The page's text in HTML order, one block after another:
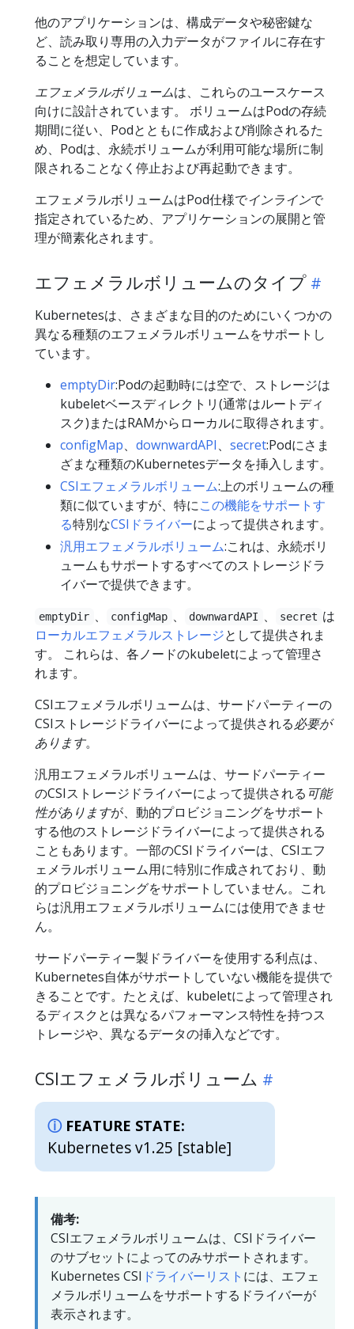
他のアプリケーションは、構成データや秘密鍵な
ど、読み取り専用の入力データがファイルに存在す
ることを想定しています。
エフェメラルボリュームは、これらのユースケース
向けに設計されています。 ボリュームはPodの存続
期間に従い、Podとともに作成および削除されるた
め、Podは、永続ボリュームが利用可能な場所に制
限されることなく停止および再起動できます。
エフェメラルボリュームはPod仕様でインラインで
指定されているため、アプリケーションの展開と管
理が簡素化されます。
エフェメラルボリュームのタイプ
Kubernetesは、さまざまな目的のためにいくつかの
異なる種類のエフェメラルボリュームをサポートし
ています。
emptyDir:Podの起動時には空で、ストレージは
kubeletベースディレクトリ(通常はルートディ
スク)またはRAMからローカルに取得されます。
configMap、 downwardAPI、 secret:Podにさま
ざまな種類のKubernetesデータを挿入します。
CSIエフェメラルボリューム:上のボリュームの種
類に似ていますが、特にこの機能をサポートす
る特別なCSIドライバーによって提供されます。
汎用エフェメラルボリューム:これは、永続ボリ
ュームもサポートするすべてのストレージドラ
イバーで提供できます。
emptyDir 、 configMap 、 downwardAPI 、 secret は
ローカルエフェメラルストレージとして提供されま
す。 これらは、各ノードのkubeletによって管理さ
れます。
CSIエフェメラルボリュームは、サードパーティーの
CSIストレージドライバーによって提供される必要が
あります。
汎用エフェメラルボリュームは、サードパーティー
のCSIストレージドライバーによって提供される 可能
性がありますが、動的プロビジョニングをサポート
する他のストレージドライバーによって提供される
こともあります。一部のCSIドライバーは、CSIエフ
ェメラルボリューム用に特別に作成されており、動
的プロビジョニングをサポートしていません。これ
らは汎用エフェメラルボリュームには使用できませ
ん。
サードパーティー製ドライバーを使用する利点は、
Kubernetes自体がサポートしていない機能を提供で
きることです。たとえば、kubeletによって管理され
るディスクとは異なるパフォーマンス特性を持つス
トレージや、異なるデータの挿入などです。
CSIエフェメラルボリューム
FEATURE STATE:
Kubernetes v1.25 [stable]
備考:
CSIエフェメラルボリュームは、CSIドライバー
のサブセットによってのみサポートされます。
Kubernetes CSI ドライバーリスト には、エフェ
メラルボリュームをサポートするドライバーが
表示されます。